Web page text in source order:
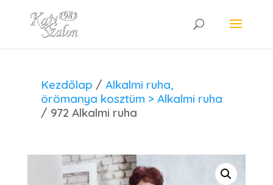
Kezdőlap /Alkalmi ruha,
örömanya kosztüm > Alkalmi ruha
/ 972 Alkalmi ruha